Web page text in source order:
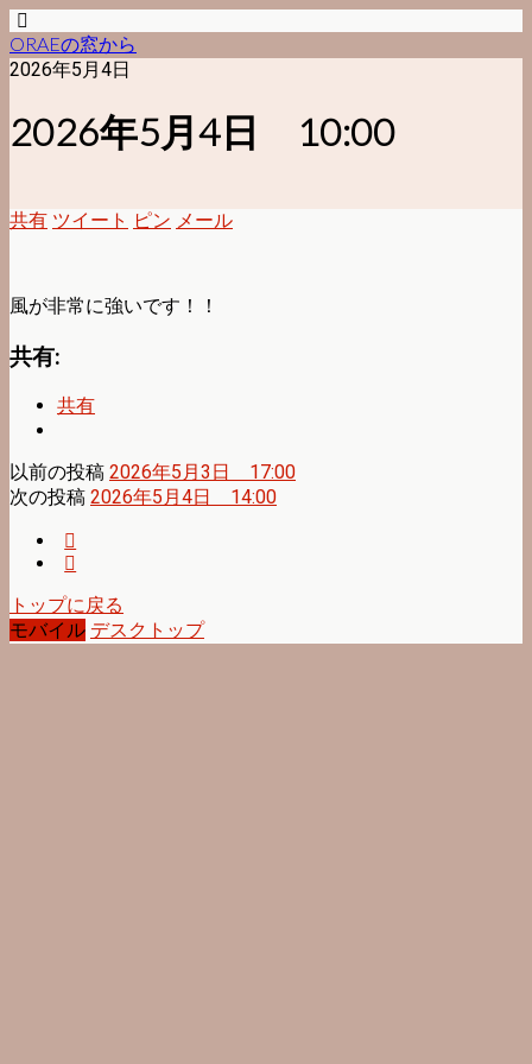
ORAEの窓から
2026年5月4日
2026年5月4日 10:00
共有 ツイート ピン メール
風が非常に強いです！！
共有:
共有
以前の投稿 2026年5月3日 17:00
次の投稿 2026年5月4日 14:00
トップに戻る
モバイル デスクトップ